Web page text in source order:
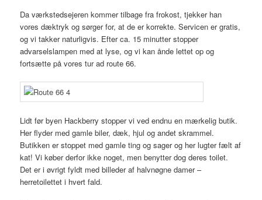
Da værkstedsejeren kommer tilbage fra frokost, tjekker han
vores dæktryk og sørger for, at de er korrekte. Servicen er gratis,
og vi takker naturligvis. Efter ca. 15 minutter stopper
advarselslampen med at lyse, og vi kan ånde lettet op og
fortsætte på vores tur ad route 66.
Lidt før byen Hackberry stopper vi ved endnu en mærkelig butik.
Her flyder med gamle biler, dæk, hjul og andet skrammel.
Butikken er stoppet med gamle ting og sager og her lugter fælt af
kat! Vi køber derfor ikke noget, men benytter dog deres toilet.
Det er i øvrigt fyldt med billeder af halvnøgne damer –
herretoilettet i hvert fald.